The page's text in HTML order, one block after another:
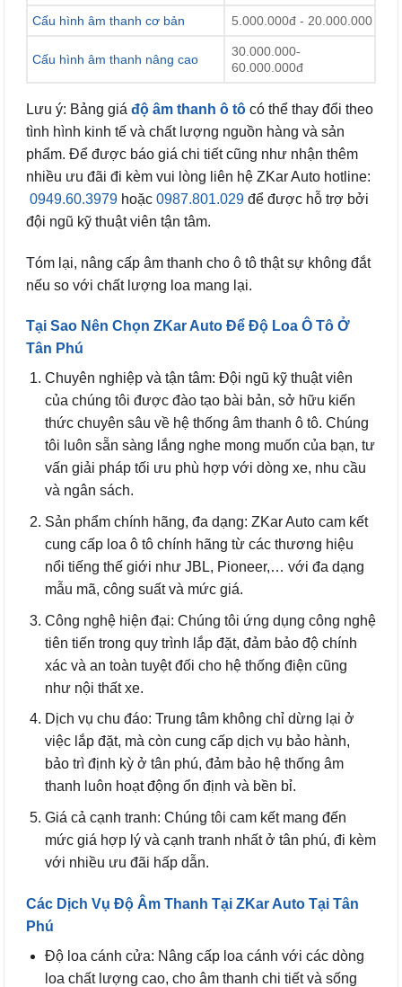
Cấu hình âm thanh cơ bản 5.000.000đ - 20.000.000
Cấu hình âm thanh nâng cao
30.000.000-
60.000.000đ
Lưu ý: Bảng giá độ âm thanh ô tô có thể thay đổi theo
tình hình kinh tế và chất lượng nguồn hàng và sản
phẩm. Để được báo giá chi tiết cũng như nhận thêm
nhiều ưu đãi đi kèm vui lòng liên hệ ZKar Auto hotline:
0949.60.3979 hoặc 0987.801.029 để được hỗ trợ bởi
đội ngũ kỹ thuật viên tận tâm.
Tóm lại, nâng cấp âm thanh cho ô tô thật sự không đắt
nếu so với chất lượng loa mang lại.
Tại Sao Nên Chọn ZKar Auto Để Độ Loa Ô Tô Ở
Tân Phú
Chuyên nghiệp và tận tâm: Đội ngũ kỹ thuật viên
của chúng tôi được đào tạo bài bản, sở hữu kiến
thức chuyên sâu về hệ thống âm thanh ô tô. Chúng
tôi luôn sẵn sàng lắng nghe mong muốn của bạn, tư
vấn giải pháp tối ưu phù hợp với dòng xe, nhu cầu
và ngân sách.
Sản phẩm chính hãng, đa dạng: ZKar Auto cam kết
cung cấp loa ô tô chính hãng từ các thương hiệu
nổi tiếng thế giới như JBL, Pioneer,… với đa dạng
mẫu mã, công suất và mức giá.
Công nghệ hiện đại: Chúng tôi ứng dụng công nghệ
tiên tiến trong quy trình lắp đặt, đảm bảo độ chính
xác và an toàn tuyệt đối cho hệ thống điện cũng
như nội thất xe.
Dịch vụ chu đáo: Trung tâm không chỉ dừng lại ở
việc lắp đặt, mà còn cung cấp dịch vụ bảo hành,
bảo trì định kỳ ở tân phú, đảm bảo hệ thống âm
thanh luôn hoạt động ổn định và bền bỉ.
Giá cả cạnh tranh: Chúng tôi cam kết mang đến
mức giá hợp lý và cạnh tranh nhất ở tân phú, đi kèm
với nhiều ưu đãi hấp dẫn.
Các Dịch Vụ Độ Âm Thanh Tại ZKar Auto Tại Tân
Phú
Độ loa cánh cửa: Nâng cấp loa cánh với các dòng
loa chất lượng cao, cho âm thanh chi tiết và sống